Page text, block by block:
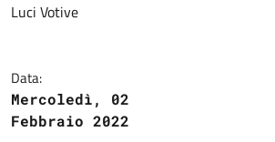
Luci Votive
Data:
Mercoledì, 02
Febbraio 2022